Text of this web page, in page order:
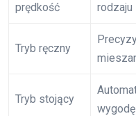
prędkość
rodzaju
Tryb ręczny
Tryb stojący